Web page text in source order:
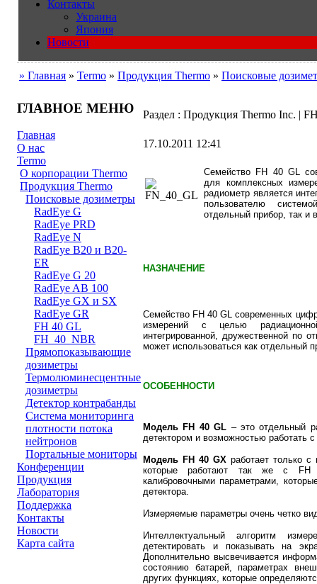
Контакты
Украина
Япония
Новости
» Главная » Termo » Продукция Thermo » Поисковые
ГЛАВНОЕ МЕНЮ
Главная
О нас
Termo
О корпорации Thermo
Продукция Thermo
Поисковые дозиметры
RadEye G
RadEye PRD
RadEye N
RadEye B20 и B20-
ER
RadEye G 20
RadEye AB 100
RadEye GX и SX
RadEye GR
FH 40 GL
FH_40_NBR
Прямопоказывающие
дозиметры
Термолюминесцентные
дозиметры
Детектор контрабанды
Система мониторинга
плотности потока
нейтронов
Портальные мониторы
Конференции
Продукция
Лаборатория
Поддержка
Контакты
Новости
Карта сайта
Раздел : Продукция Thermo Inc. |
17.10.2011 12:41
Семейство FH 40 GL
для комплексных
радиометр является
пользователю
отдельный прибор, так и
НАЗНАЧЕНИЕ
Семейство FH 40 GL современных
измерений с целью
интегрированной, дружественной по
может использоваться как отдельный
ОСОБЕННОСТИ
Модель FH 40 GL – это отдельный
детектором и возможностью работать
Модель FH 40 GХ работает только
которые работают так же с FH
калибровочными параметрами,
детектора.
Измеряемые параметры очень четко
Интеллектуальный алгоритм
детектировать и показывать на
Дополнительно высвечивается
состоянию батарей, параметрах
других функциях, которые